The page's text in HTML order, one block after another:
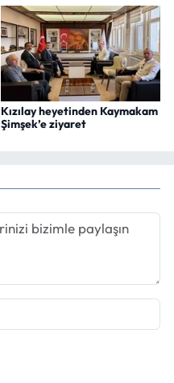
Kızılay heyetinden Kaymakam
Şimşek’e ziyaret